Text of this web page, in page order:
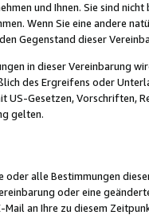
und Ihnen. Sie sind
Wenn Sie eine andere
Gegenstand dieser
in dieser Vereinbarung
des Ergreifens oder
Gesetzen, Vorschriften,
gelten.
oder alle Bestimmungen
oder eine
an Ihre zu diesem